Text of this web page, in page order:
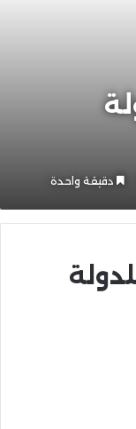
دقيقة واحدة